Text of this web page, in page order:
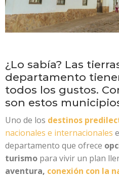
¿Lo sabía? Las
departamento
todos los gustos.
son estos
Uno de los destinos
nacionales e internacionales
departamento que ofrece
turismo para vivir un plan
aventura, conexión con la